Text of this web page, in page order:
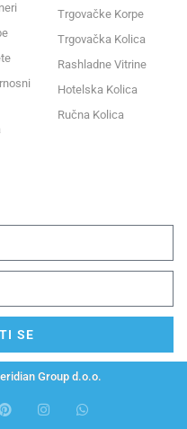
Trgovačke Korpe
Trgovačka Kolica
Rashladne Vitrine
Hotelska Kolica
Ručna Kolica
SE
Group d.o.o.